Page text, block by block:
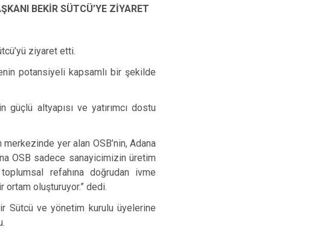
BEKİR SÜTCÜ’YE ZİYARET
ziyaret etti.
potansiyeli kapsamlı bir şekilde
güçlü altyapısı ve yatırımcı dostu
yer alan OSB’nin, Adana
OSB sadece sanayicimizin üretim
refahına doğrudan ivme
ortam oluşturuyor.” dedi.
Sütcü ve yönetim kurulu üyelerine